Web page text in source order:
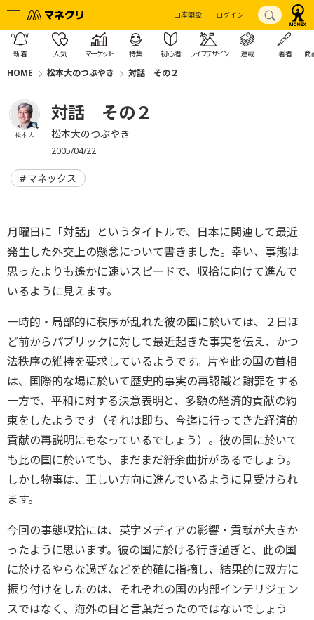
口座開設 ログイン
新着 人気 マーケット 特集 初心者 ライフデザイン 連載 著者 商
HOME 松本大のつぶやき 対話 その２
松本 大
対話 その２
松本大のつぶやき
2005/04/22
マネックス
月曜日に「対話」というタイトルで、日本に関連して最近
発生した外交上の懸念について書きました。幸い、事態は
思ったよりも遙かに速いスピードで、収拾に向けて進んで
いるように見えます。
一時的・局部的に秩序が乱れた彼の国に於いては、２日ほ
ど前からパブリックに対して最近起きた事実を伝え、かつ
法秩序の維持を要求しているようです。片や此の国の首相
は、国際的な場に於いて歴史的事実の再認識と謝罪をする
一方で、平和に対する決意表明と、多額の経済的貢献の約
束をしたようです（それは即ち、今迄に行ってきた経済的
貢献の再説明にもなっているでしょう）。彼の国に於いて
も此の国に於いても、まだまだ紆余曲折があるでしょう。
しかし物事は、正しい方向に進んでいるように見受けられ
ます。
今回の事態収拾には、英字メディアの影響・貢献が大きか
ったように思います。彼の国に於ける行き過ぎと、此の国
に於けるやらな過ぎなどを的確に指摘し、結果的に双方に
振り付けをしたのは、それぞれの国の内部インテリジェン
スではなく、海外の目と言葉だったのではないでしょう